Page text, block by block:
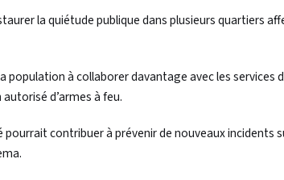
la quiétude publique dans plusieurs quartiers
à collaborer davantage avec les services
d’armes à feu.
contribuer à prévenir de nouveaux incidents